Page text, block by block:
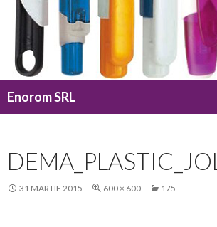
Enorom SRL
31 MARTIE 2015 600 × 600 175